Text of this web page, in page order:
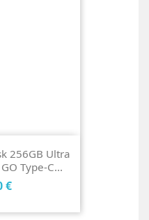
256GB Ultra
Type-C...
€